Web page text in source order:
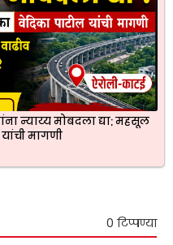
न्याय्य मोबदला द्या; महसूल
मागणी
0 टिप्पण्या